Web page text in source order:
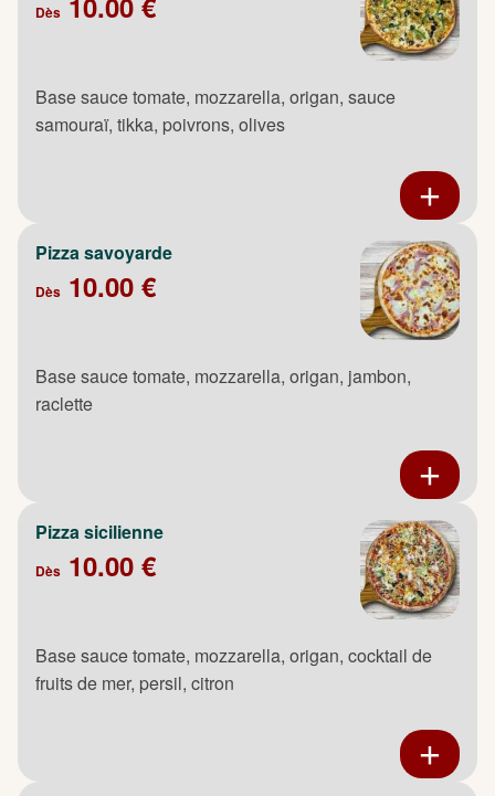
Dès
Base sauce tomate, mozzarella, origan, sauce
samouraï, tikka, poivrons, olives
Pizza savoyarde
Dès 10.00 €
Base sauce tomate, mozzarella, origan, jambon,
raclette
Pizza sicilienne
Dès 10.00 €
Base sauce tomate, mozzarella, origan, cocktail de
fruits de mer, persil, citron